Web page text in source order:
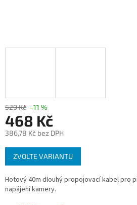
529 Kč –11 %
468 Kč
386,78 Kč bez DPH
Měrná
cena:
ZVOLTE VARIANTU
Hotový 40m dlouhý propojovací kabel pro
napájení kamery.